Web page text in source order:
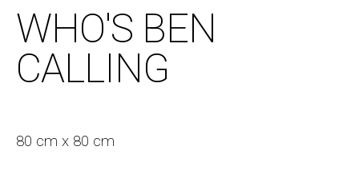
WHO'S BEN
CALLING
80 cm x 80 cm